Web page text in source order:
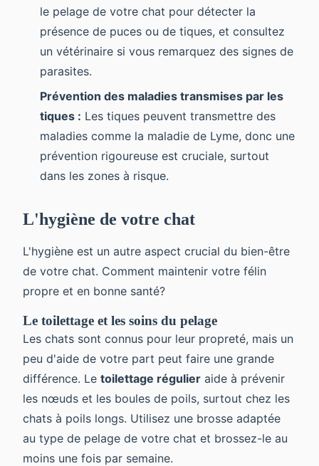
le pelage de votre chat pour détecter la
présence de puces ou de tiques, et consultez
un vétérinaire si vous remarquez des signes de
parasites.
Prévention des maladies transmises par les
tiques : Les tiques peuvent transmettre des
maladies comme la maladie de Lyme, donc une
prévention rigoureuse est cruciale, surtout
dans les zones à risque.
L'hygiène de votre chat
L'hygiène est un autre aspect crucial du bien-être
de votre chat. Comment maintenir votre félin
propre et en bonne santé?
Le toilettage et les soins du pelage
Les chats sont connus pour leur propreté, mais un
peu d'aide de votre part peut faire une grande
différence. Le toilettage régulier aide à prévenir
les nœuds et les boules de poils, surtout chez les
chats à poils longs. Utilisez une brosse adaptée
au type de pelage de votre chat et brossez-le au
moins une fois par semaine.